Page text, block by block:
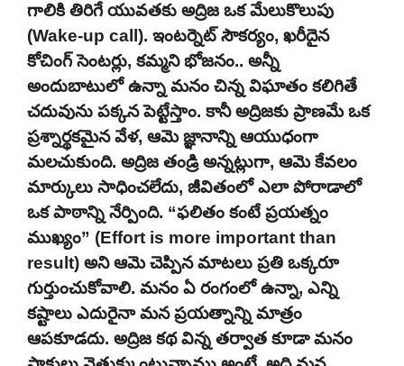
గాలికి తిరిగే యువతకు అద్రిజ ఒక మేలుకొలుపు
(Wake-up call). ఇంటర్నెట్ సౌకర్యం, ఖరీదైన
కోచింగ్ సెంటర్లు, కమ్మని భోజనం.. అన్నీ
అందుబాటులో ఉన్నా మనం చిన్న విఘాతం కలిగితే
చదువును పక్కన పెట్టేస్తాం. కానీ అద్రిజకు ప్రాణమే ఒక
ప్రశ్నార్థకమైన వేళ, ఆమె జ్ఞానాన్ని ఆయుధంగా
మలచుకుంది. అద్రిజ తండ్రి అన్నట్లుగా, ఆమె కేవలం
మార్కులు సాధించలేదు, జీవితంలో ఎలా పోరాడాలో
ఒక పాఠాన్ని నేర్పింది. “ఫలితం కంటే ప్రయత్నం
ముఖ్యం” (Effort is more important than
result) అని ఆమె చెప్పిన మాటలు ప్రతి ఒక్కరూ
గుర్తుంచుకోవాలి. మనం ఏ రంగంలో ఉన్నా, ఎన్ని
కష్టాలు ఎదురైనా మన ప్రయత్నాన్ని మాత్రం
ఆపకూడదు. అద్రిజ కథ విన్న తర్వాత కూడా మనం